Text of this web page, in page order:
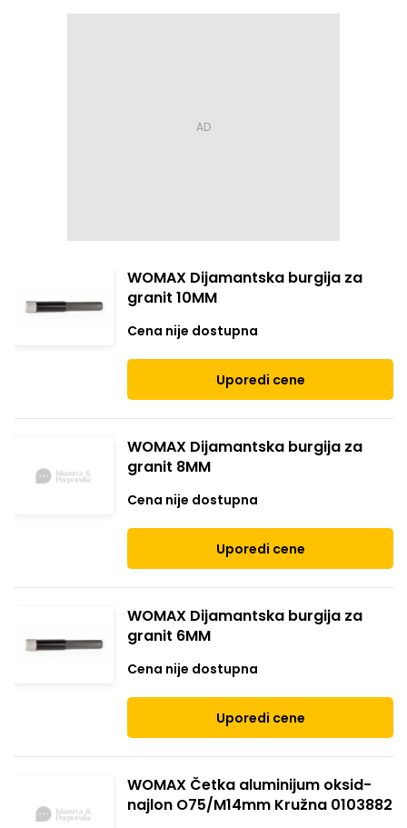
WOMAX Dijamantska burgija za
granit 10MM
Cena nije dostupna
Uporedi cene
WOMAX Dijamantska burgija za
granit 8MM
Cena nije dostupna
Uporedi cene
WOMAX Dijamantska burgija za
granit 6MM
Cena nije dostupna
Uporedi cene
WOMAX Četka aluminijum oksid-
najlon O75/M14mm Kružna 0103882